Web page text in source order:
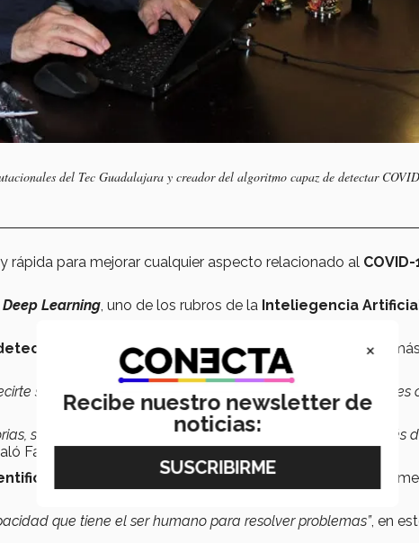
del Tec Guadalajara y creador del algoritmo capaz de detectar
rápida para mejorar cualquier aspecto relacionado al COVID-
Deep Learning , uno de los rubros de la Inteliegencia
el virus de COVID-19, pero no solo ese, sino
si es positivo; además es caro el procedimiento y, en países
se vio que una forma de detectarlo más rápido es a través
Falcón.
a personas sanaso si presenta otro tipo de
que tiene el ser humano para resolver problemas”, en
×
Recibe nuestro newsletter de
noticias: